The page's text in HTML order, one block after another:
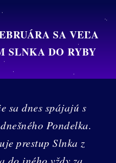
SA VEĽA
SLNKA DO RYBY
sa dnes spájajú s
Pondelka.
prestup Slnka z